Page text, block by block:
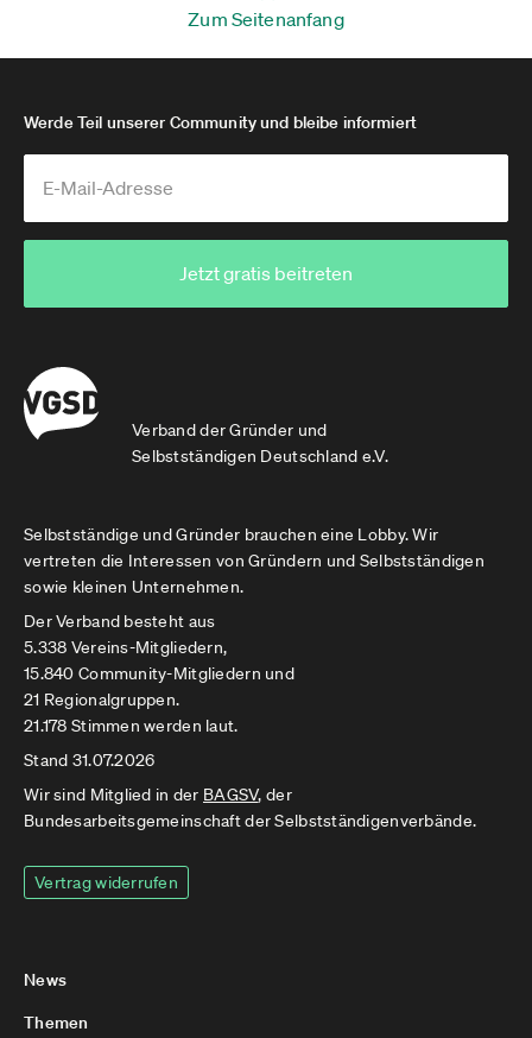
Zum Seitenanfang
Verband der Gründer und
Selbstständigen Deutschland e.V.
Werde Teil unserer Community und bleibe informiert
Jetzt gratis beitreten
Selbstständige und Gründer brauchen eine Lobby. Wir
vertreten die Interessen von Gründern und Selbstständigen
sowie kleinen Unternehmen.
Der Verband besteht aus
5.338 Vereins-Mitgliedern,
15.840 Community-Mitgliedern und
21 Regionalgruppen.
21.178 Stimmen werden laut.
Stand 31.07.2026
Wir sind Mitglied in der BAGSV, der
Bundesarbeitsgemeinschaft der Selbstständigenverbände.
Vertrag widerrufen
News
Themen